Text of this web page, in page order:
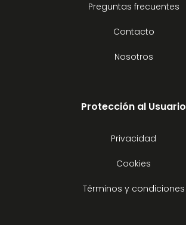
Preguntas frecuentes
Contacto
Nosotros
Protección al Usuario
Privacidad
Cookies
Términos y condiciones